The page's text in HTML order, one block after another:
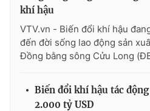
THỜI BÁO VTV
khí hậu
VTV.vn - Biến đổi khí hậu
đến đời sống lao động sản
Đồng bằng sông Cửu Long
Biến đổi khí hậu tác
2.000 tỷ USD